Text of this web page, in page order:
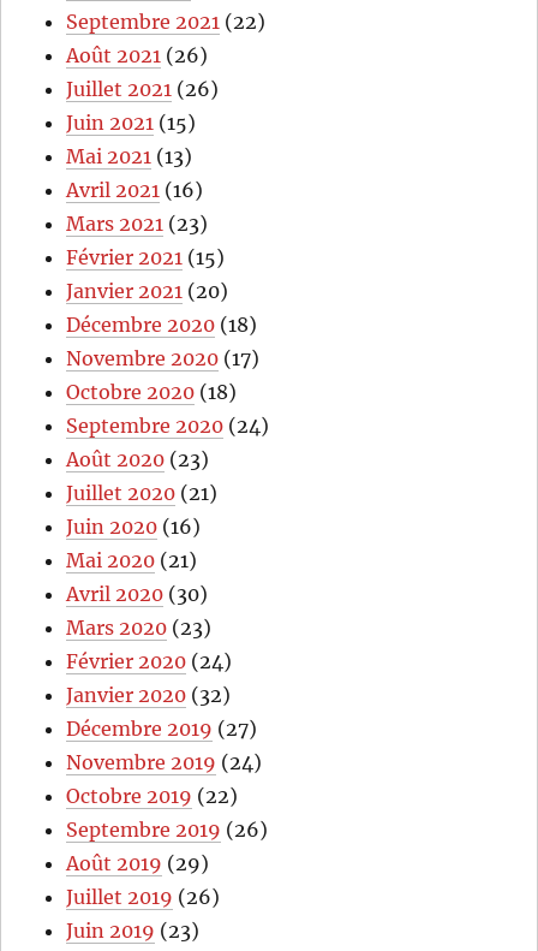
Septembre 2021 (22)
Août 2021 (26)
Juillet 2021 (26)
Juin 2021 (15)
Mai 2021 (13)
Avril 2021 (16)
Mars 2021 (23)
Février 2021 (15)
Janvier 2021 (20)
Décembre 2020 (18)
Novembre 2020 (17)
Octobre 2020 (18)
Septembre 2020 (24)
Août 2020 (23)
Juillet 2020 (21)
Juin 2020 (16)
Mai 2020 (21)
Avril 2020 (30)
Mars 2020 (23)
Février 2020 (24)
Janvier 2020 (32)
Décembre 2019 (27)
Novembre 2019 (24)
Octobre 2019 (22)
Septembre 2019 (26)
Août 2019 (29)
Juillet 2019 (26)
Juin 2019 (23)